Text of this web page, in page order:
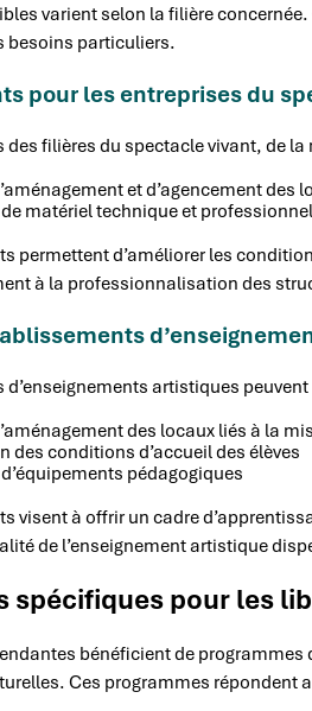
varient selon la filière
besoins particuliers.
pour les entreprises du
des filières du spectacle vivant, de
et d’agencement des
matériel technique et professionnel
permettent d’améliorer les
à la professionnalisation des
artistiques
des locaux liés à la
des conditions d’accueil des élèves
pédagogiques
visent à offrir un cadre
de l’enseignement artistique
spécifiques pour les
bénéficient de programmes
Ces programmes répondent